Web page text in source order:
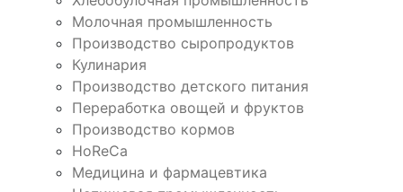
Молочная промышленность
Производство сыропродуктов
Кулинария
Производство детского питания
Переработка овощей и фруктов
Производство кормов
HoReCa
Медицина и фармацевтика